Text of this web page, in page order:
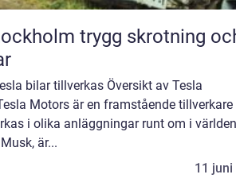
skrotning och
bilar tillverkas Översikt av Tesla
Motors är en framstående tillverkare
i olika anläggningar runt om i
är...
11 juni